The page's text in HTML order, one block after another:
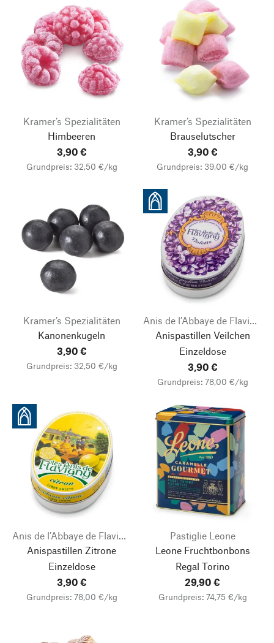
Kramer’s Spezialitäten
Himbeeren
3,90 €
Grundpreis: 32,50 €/kg
Kramer’s Spezialitäten
Brauselutscher
3,90 €
Grundpreis: 39,00 €/kg
Kramer’s Spezialitäten
Kanonenkugeln
3,90 €
Grundpreis: 32,50 €/kg
Anis de l’Abbaye de Flavigny
Anispastillen Veilchen
Einzeldose
3,90 €
Grundpreis: 78,00 €/kg
Anis de l’Abbaye de Flavigny
Anispastillen Zitrone
Einzeldose
3,90 €
Grundpreis: 78,00 €/kg
Pastiglie Leone
Leone Fruchtbonbons
Regal Torino
29,90 €
Grundpreis: 74,75 €/kg